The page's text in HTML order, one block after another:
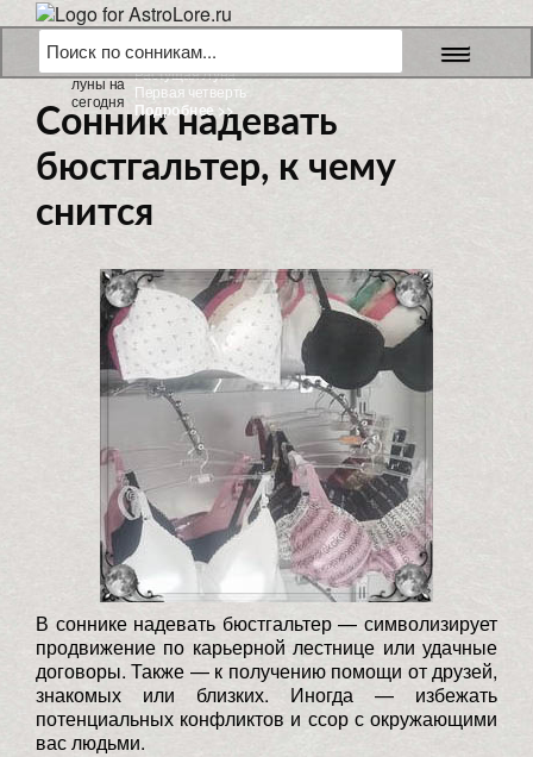
9 августа 2026 г.
Растущая Луна
Первая четверть
Подробнее >>
Сонник надевать
бюстгальтер, к чему
снится
В соннике надевать бюстгальтер — символизирует
продвижение по карьерной лестнице или удачные
договоры. Также — к получению помощи от друзей,
знакомых или близких. Иногда — избежать
потенциальных конфликтов и ссор с окружающими
вас людьми.